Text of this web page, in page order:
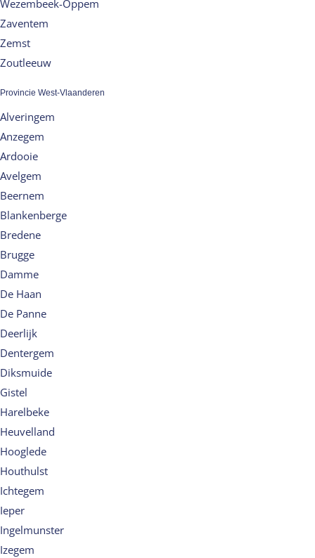
Wezembeek-Oppem
Zaventem
Zemst
Zoutleeuw
Provincie West-Vlaanderen
Alveringem
Anzegem
Ardooie
Avelgem
Beernem
Blankenberge
Bredene
Brugge
Damme
De Haan
De Panne
Deerlijk
Dentergem
Diksmuide
Gistel
Harelbeke
Heuvelland
Hooglede
Houthulst
Ichtegem
Ieper
Ingelmunster
Izegem